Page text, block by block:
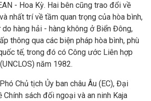
- Hoa Kỳ. Hai bên cũng trao đổi về
nhất trí về tầm quan trọng của hòa bình,
do hàng hải - hàng không ở Biển Đông,
thông qua các biện pháp hòa bình, phù
tế, trong đó có Công ước Liên hợp
năm 1982.
Chủ tịch Ủy ban châu Âu (EC), Đại
Chính sách đối ngoại và an ninh Kaja